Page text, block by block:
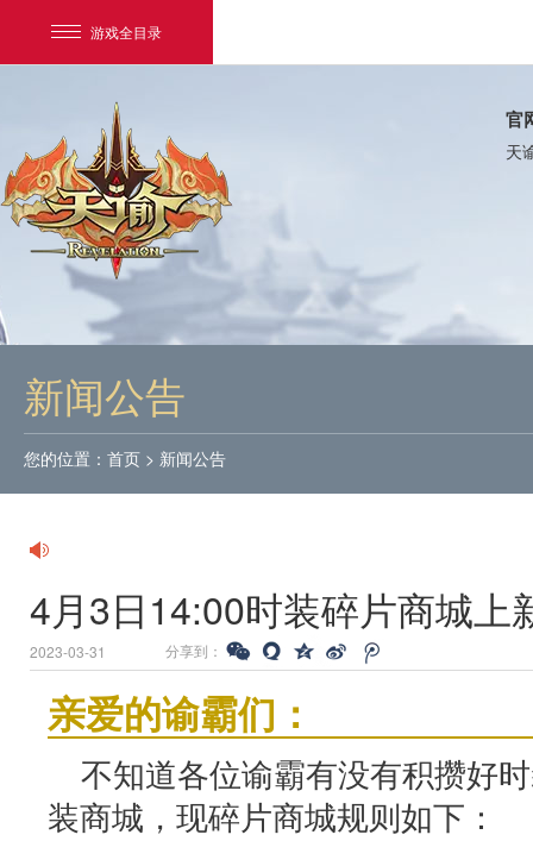
游戏全目录
网易游戏
我的足迹：
官
天
新闻公告
您的位置： 首页 > 新闻公告
4月3日14:00时装碎片商城上
2023-03-31 分享到：
亲爱的谕霸们：
不知道各位谕霸有没有积攒好
装商城，现碎片商城规则如下：